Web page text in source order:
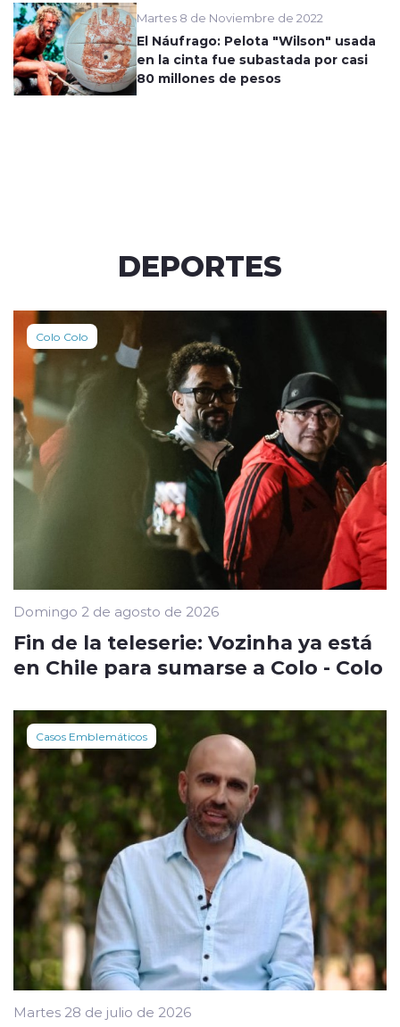
Martes 8 de Noviembre de 2022
El Náufrago: Pelota "Wilson" usada
en la cinta fue subastada por casi
80 millones de pesos
DEPORTES
Colo Colo
Domingo 2 de agosto de 2026
Fin de la teleserie: Vozinha ya está
en Chile para sumarse a Colo - Colo
Casos Emblemáticos
Martes 28 de julio de 2026